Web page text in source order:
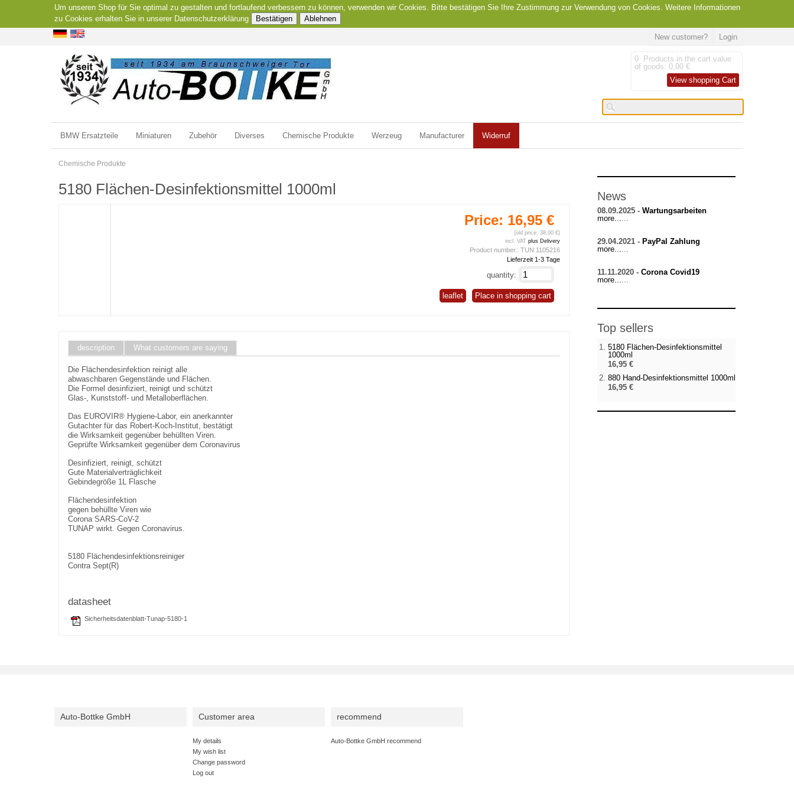
Um unseren Shop für Sie optimal zu gestalten und fortlaufend verbessern zu können, verwenden wir Cookies. Bitte bestätigen Sie Ihre Zustimmung zur Verwendung von Cookies. Weitere Informationen
zu Cookies erhalten Sie in unserer Datenschutzerklärung
Bestätigen Ablehnen
Login
New customer?
0 Products in the cart value
of goods: 0,00 €
View shopping Cart
BMW Ersatzteile Miniaturen Zubehör Diverses Chemische Produkte Werzeug Manufacturer Widerruf
Chemische Produkte
5180 Flächen-Desinfektionsmittel 1000ml
Price: 16,95 €
(old price: 38,00 €)
incl. VAT plus Delivery
Product number.: TUN 1105216
Lieferzeit 1-3 Tage
quantity:
Place in shopping cart
leaflet
description What customers are saying
Die Flächendesinfektion reinigt alle
abwaschbaren Gegenstände und Flächen.
Die Formel desinfiziert, reinigt und schützt
Glas-, Kunststoff- und Metalloberflächen.
Das EUROVIR® Hygiene-Labor, ein anerkannter
Gutachter für das Robert-Koch-Institut, bestätigt
die Wirksamkeit gegenüber behüllten Viren.
Geprüfte Wirksamkeit gegenüber dem Coronavirus
Desinfiziert, reinigt, schützt
Gute Materialverträglichkeit
Gebindegröße 1L Flasche
Flächendesinfektion
gegen behüllte Viren wie
Corona SARS-CoV-2
TUNAP wirkt. Gegen Coronavirus.
5180 Flächendesinfektionsreiniger
Contra Sept(R)
datasheet
Sicherheitsdatenblatt-Tunap-5180-1
News
08.09.2025 -Wartungsarbeiten
more......
29.04.2021 - PayPal Zahlung
more......
11.11.2020 -Corona Covid19
more......
Top sellers
5180 Flächen-Desinfektionsmittel
1000ml
16,95 €
880 Hand-Desinfektionsmittel 1000ml
16,95 €
Auto-Bottke GmbH Customer area
My details
My wish list
Change password
Log out
recommend
Auto-Bottke GmbH recommend